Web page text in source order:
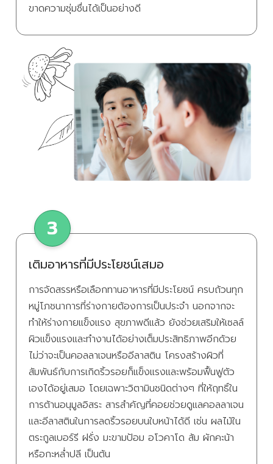
ขาดความชุ่มชื่นได้เป็นอย่างดี
เติมอาหารที่มีประโยชน์เสมอ
การจัดสรรหรือเลือกทานอาหารที่มีประโยชน์ ครบถ้วนทุก
หมู่โภชนาการที่ร่างกายต้องการเป็นประจำ นอกจากจะ
ทำให้ร่างกายแข็งแรง สุขภาพดีแล้ว ยังช่วยเสริมให้เซลล์
ผิวแข็งแรงและทำงานได้อย่างเต็มประสิทธิภาพอีกด้วย
ไม่ว่าจะเป็นคอลลาเจนหรืออีลาสติน โครงสร้างผิวที่
สัมพันธ์กับการเกิดริ้วรอยก็แข็งแรงและพร้อมฟื้นฟูตัว
เองได้อยู่เสมอ โดยเฉพาะวิตามินชนิดต่างๆ ที่ให้ฤทธิ์ใน
การต้านอนุมูลอิสระ สารสำคัญที่คอยช่วยดูแลคอลลาเจน
และอีลาสตินในการลดริ้วรอยบนใบหน้าได้ดี เช่น ผลไม้ใน
ตระกูลเบอร์รี ฝรั่ง มะขามป้อม อโวคาโด ส้ม ผักคะน้า
หรือกะหล่ำปลี เป็นต้น